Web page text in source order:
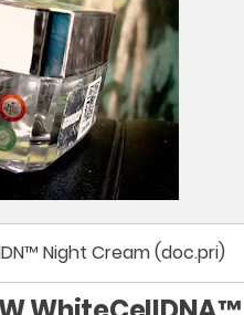
Night Cream (doc.pri)